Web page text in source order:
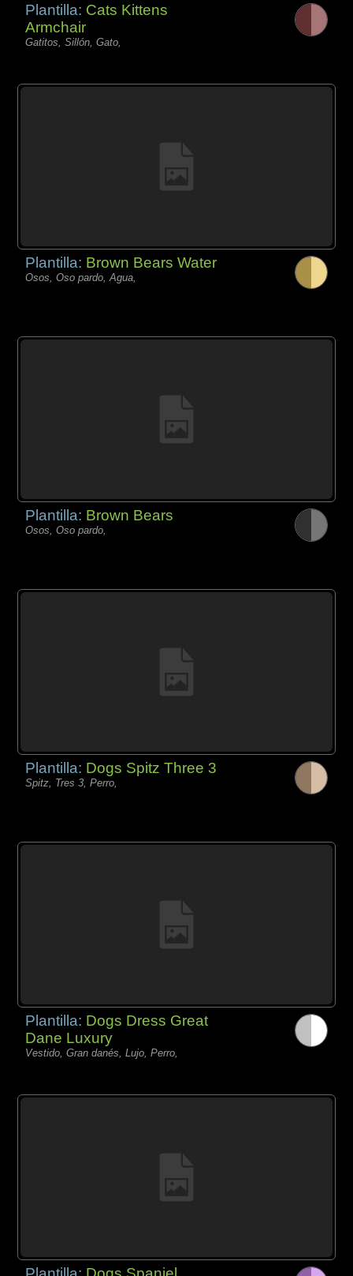
Plantilla: Cats Kittens
Armchair
Gatitos, Sillón, Gato,
Plantilla: Brown Bears Water
Osos, Oso pardo, Agua,
Plantilla: Brown Bears
Osos, Oso pardo,
Plantilla: Dogs Spitz Three 3
Spitz, Tres 3, Perro,
Plantilla: Dogs Dress Great
Dane Luxury
Vestido, Gran danés, Lujo, Perro,